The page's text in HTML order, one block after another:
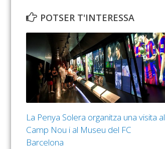
POTSER T'INTERESSA
La Penya Solera organitza una visita al
Camp Nou i al Museu del FC
Barcelona